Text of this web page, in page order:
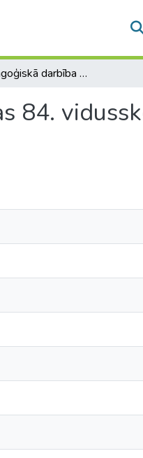
Sociālpedagoģiskā darbība mobinga mazināšanā Rīgas 84. vidusskolas 7.- 8. klasēs
84.